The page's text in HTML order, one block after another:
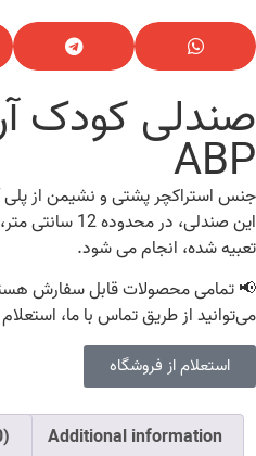
صندلی کودک
ABP
جنس استراکچر پشتی و نشیمن از پلی
این صندلی، در
تعبیه شده، انجام می شود.
📢 تمامی محصولات قابل سفارش
می‌توانید از طریق تماس با ما،
استعلام از فروشگاه
Additional information